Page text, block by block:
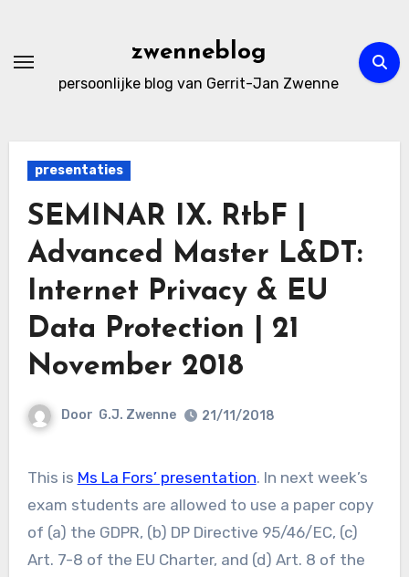
de
zwenneblog
persoonlijke blog van Gerrit-Jan Zwenne
presentaties
SEMINAR IX. RtbF |
Advanced Master L&DT:
Internet Privacy & EU
Data Protection | 21
November 2018
Door G.J. Zwenne 21/11/2018
This is Ms La Fors’ presentation. In next week’s
exam students are allowed to use a paper copy
of (a) the GDPR, (b) DP Directive 95/46/EC, (c)
Art. 7-8 of the EU Charter, and (d) Art. 8 of the